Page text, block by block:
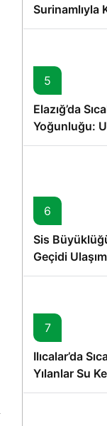
Surinamlıyla
5
Elazığ’da
Yoğunluğu:
6
Sis
Geçidi
7
Ilıcalar’da
Yılanlar Su
Görüntülendi